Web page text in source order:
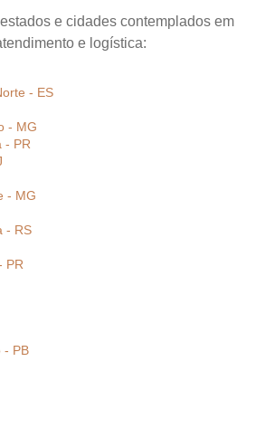
e cidades contemplados em
e logística:
- ES
- MG
- PR
- MG
- RS
PR
- PB